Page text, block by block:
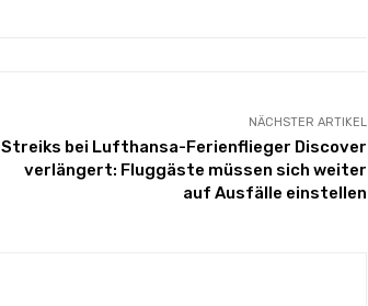
NÄCHSTER ARTIKEL
Streiks bei Lufthansa-Ferienflieger Discover
verlängert: Fluggäste müssen sich weiter
auf Ausfälle einstellen